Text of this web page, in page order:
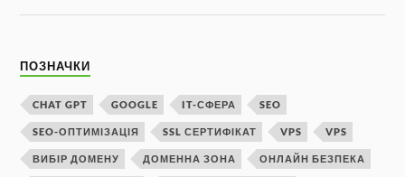
ПОЗНАЧКИ
CHAT GPT GOOGLE IT-СФЕРА SEO
SEO-ОПТИМІЗАЦІЯ SSL СЕРТИФІКАТ VPS VPS
ВИБІР ДОМЕНУ ДОМЕННА ЗОНА ОНЛАЙН БЕЗПЕКА